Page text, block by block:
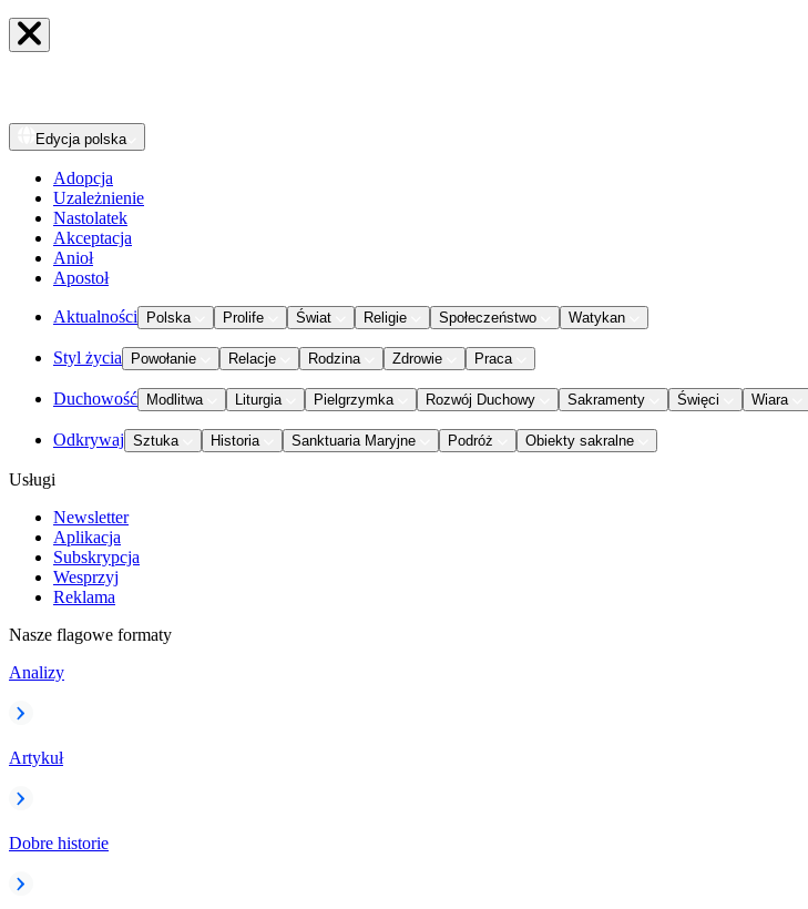
Edycja polska
Adopcja
Uzależnienie
Nastolatek
Akceptacja
Anioł
Apostoł
Aktualności Polska Prolife Świat Religie Społeczeństwo Watykan
Styl życia Powołanie Relacje Rodzina Zdrowie Praca
Duchowość Modlitwa Liturgia Pielgrzymka Rozwój Duchowy Sakramenty Święci Wiara
Odkrywaj Sztuka Historia Sanktuaria Maryjne Podróż Obiekty sakralne
Usługi
Newsletter
Aplikacja
Subskrypcja
Wesprzyj
Reklama
Nasze flagowe formaty
Analizy
Artykuł
Dobre historie